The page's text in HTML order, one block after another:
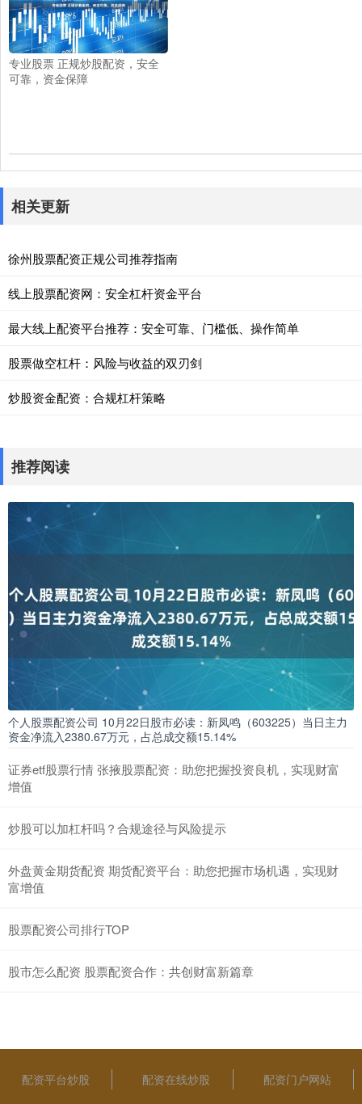
专业股票 正规炒股配资，安全
可靠，资金保障
相关更新
徐州股票配资正规公司推荐指南
线上股票配资网：安全杠杆资金平台
最大线上配资平台推荐：安全可靠、门槛低、操作简单
股票做空杠杆：风险与收益的双刃剑
炒股资金配资：合规杠杆策略
推荐阅读
个人股票配资公司 10月22日股市必读：新凤鸣（603225）当日主力
资金净流入2380.67万元，占总成交额15.14%
证券etf股票行情 张掖股票配资：助您把握投资良机，实现财富
增值
炒股可以加杠杆吗？合规途径与风险提示
外盘黄金期货配资 期货配资平台：助您把握市场机遇，实现财
富增值
股票配资公司排行TOP
股市怎么配资 股票配资合作：共创财富新篇章
配资平台炒股 配资在线炒股 配资门户网站